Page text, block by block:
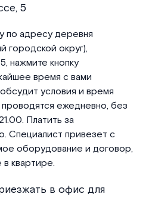
5
по адресу деревня
городской округ),
нажмите кнопку
время с вами
условия и время
ежедневно, без
Платить за
Специалист привезет с
оборудование и договор,
квартире.
в офис для